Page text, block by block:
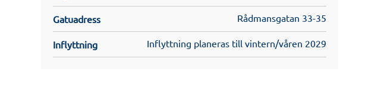
Gatuadress Rådmansgatan 33-35
Inflyttning Inflyttning planeras till vintern/våren 2029